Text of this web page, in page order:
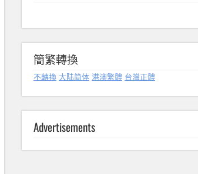
簡繁轉換
不轉換 大陆简体 港澳繁體 台灣正體
Advertisements